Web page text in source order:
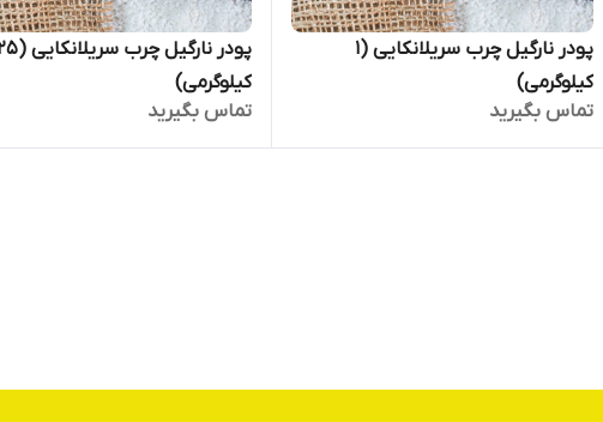
پودر نارگیل چرب سریلانکایی (۱
کیلوگرمی)
تماس بگیرید
پودر نارگیل چرب
کیلوگرمی)
تماس بگیرید